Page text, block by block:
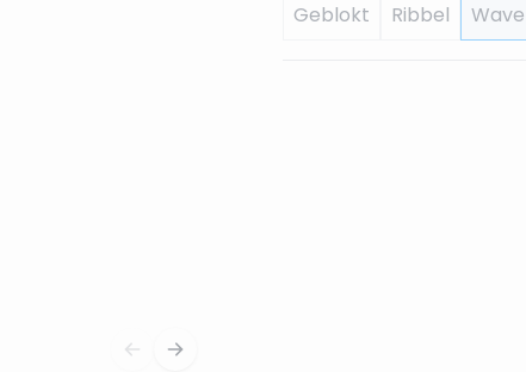
Geblokt
Ribbel Wave